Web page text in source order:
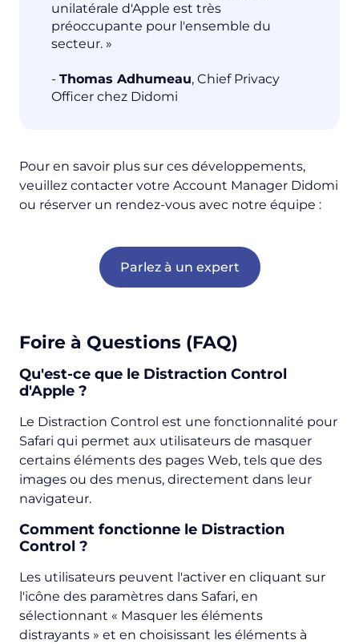
unilatérale d'Apple est très
préoccupante pour l'ensemble du
secteur. »
- Thomas Adhumeau, Chief Privacy
Officer chez Didomi
Pour en savoir plus sur ces développements,
veuillez contacter votre Account Manager Didomi
ou réserver un rendez-vous avec notre équipe :
Parlez à un expert
Foire à Questions (FAQ)
Qu'est-ce que le Distraction Control
d'Apple ?
Le Distraction Control est une fonctionnalité pour
Safari qui permet aux utilisateurs de masquer
certains éléments des pages Web, tels que des
images ou des menus, directement dans leur
navigateur.
Comment fonctionne le Distraction
Control ?
Les utilisateurs peuvent l'activer en cliquant sur
l'icône des paramètres dans Safari, en
sélectionnant « Masquer les éléments
distrayants » et en choisissant les éléments à